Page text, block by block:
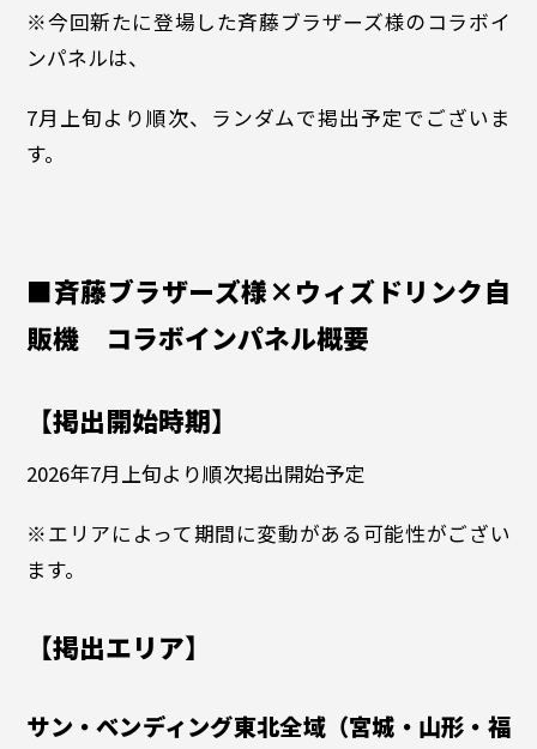
※今回新たに登場した斉藤ブラザーズ様のコラボイ
ンパネルは、
7月上旬より順次、ランダムで掲出予定でございま
す。
■斉藤ブラザーズ様×ウィズドリンク自
販機 コラボインパネル概要
【掲出開始時期】
2026年7月上旬より順次掲出開始予定
※エリアによって期間に変動がある可能性がござい
ます。
【掲出エリア】
サン・ベンディング東北全域（宮城・山形・福